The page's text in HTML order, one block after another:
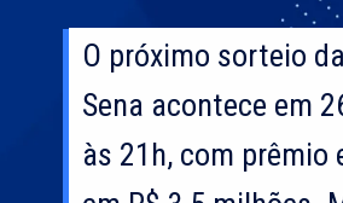
O próximo sorteio
Sena acontece em
às 21h, com prêmio
O próximo sorteio
Sena acontece em
às 21h, com prêmio